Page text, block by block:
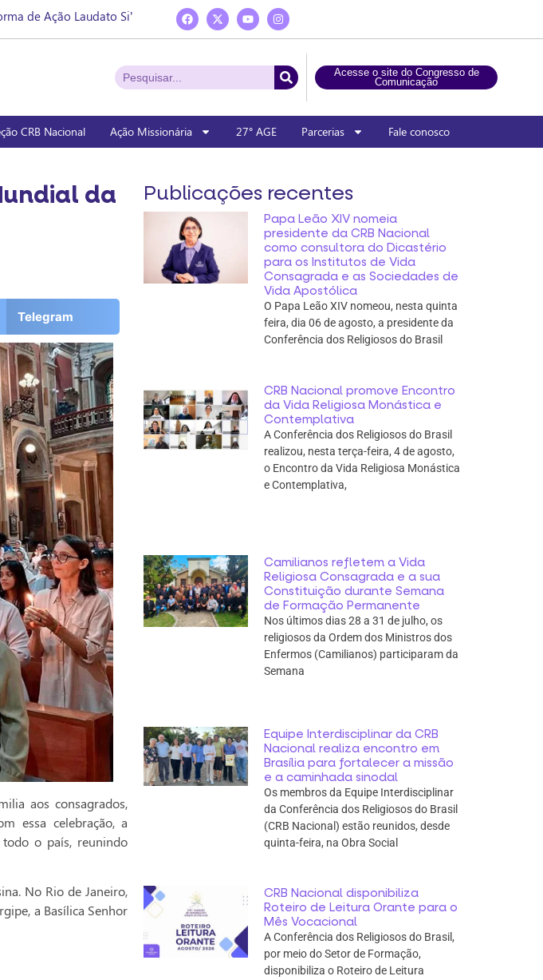
de Ação Laudato Si’
Acesse o site do Congresso de
Comunicação
CRB Nacional Ação Missionária 27° AGE Parcerias Fale conosco
da
Telegram
aos consagrados,
essa celebração, a
o país, reunindo
No Rio de Janeiro,
a Basílica Senhor
Publicações recentes
Papa Leão XIV nomeia
presidente da CRB Nacional
como consultora do Dicastério
para os Institutos de Vida
Consagrada e as Sociedades de
Vida Apostólica
O Papa Leão XIV nomeou, nesta quinta
feira, dia 06 de agosto, a presidente da
Conferência dos Religiosos do Brasil
CRB Nacional promove Encontro
da Vida Religiosa Monástica e
Contemplativa
A Conferência dos Religiosos do Brasil
realizou, nesta terça-feira, 4 de agosto,
o Encontro da Vida Religiosa Monástica
e Contemplativa,
Camilianos refletem a Vida
Religiosa Consagrada e a sua
Constituição durante Semana
de Formação Permanente
Nos últimos dias 28 a 31 de julho, os
religiosos da Ordem dos Ministros dos
Enfermos (Camilianos) participaram da
Semana
Equipe Interdisciplinar da CRB
Nacional realiza encontro em
Brasília para fortalecer a missão
e a caminhada sinodal
Os membros da Equipe Interdisciplinar
da Conferência dos Religiosos do Brasil
(CRB Nacional) estão reunidos, desde
quinta-feira, na Obra Social
CRB Nacional disponibiliza
Roteiro de Leitura Orante para o
Mês Vocacional
A Conferência dos Religiosos do Brasil,
por meio do Setor de Formação,
disponibiliza o Roteiro de Leitura